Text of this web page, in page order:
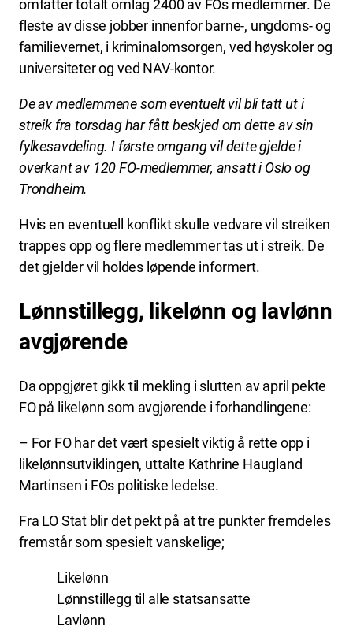
omfatter totalt omlag 2400 av FOs medlemmer. De
fleste av disse jobber innenfor barne-, ungdoms- og
familievernet, i kriminalomsorgen, ved høyskoler og
universiteter og ved NAV-kontor.
De av medlemmene som eventuelt vil bli tatt ut i
streik fra torsdag har fått beskjed om dette av sin
fylkesavdeling. I første omgang vil dette gjelde i
overkant av 120 FO-medlemmer, ansatt i Oslo og
Trondheim.
Hvis en eventuell konflikt skulle vedvare vil streiken
trappes opp og flere medlemmer tas ut i streik. De
det gjelder vil holdes løpende informert.
Lønnstillegg, likelønn og lavlønn
avgjørende
Da oppgjøret gikk til mekling i slutten av april pekte
FO på likelønn som avgjørende i forhandlingene:
– For FO har det vært spesielt viktig å rette opp i
likelønnsutviklingen, uttalte Kathrine Haugland
Martinsen i FOs politiske ledelse.
Fra LO Stat blir det pekt på at tre punkter fremdeles
fremstår som spesielt vanskelige;
Likelønn
Lønnstillegg til alle statsansatte
Lavlønn